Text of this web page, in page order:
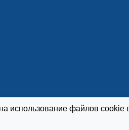
использование файлов cookie